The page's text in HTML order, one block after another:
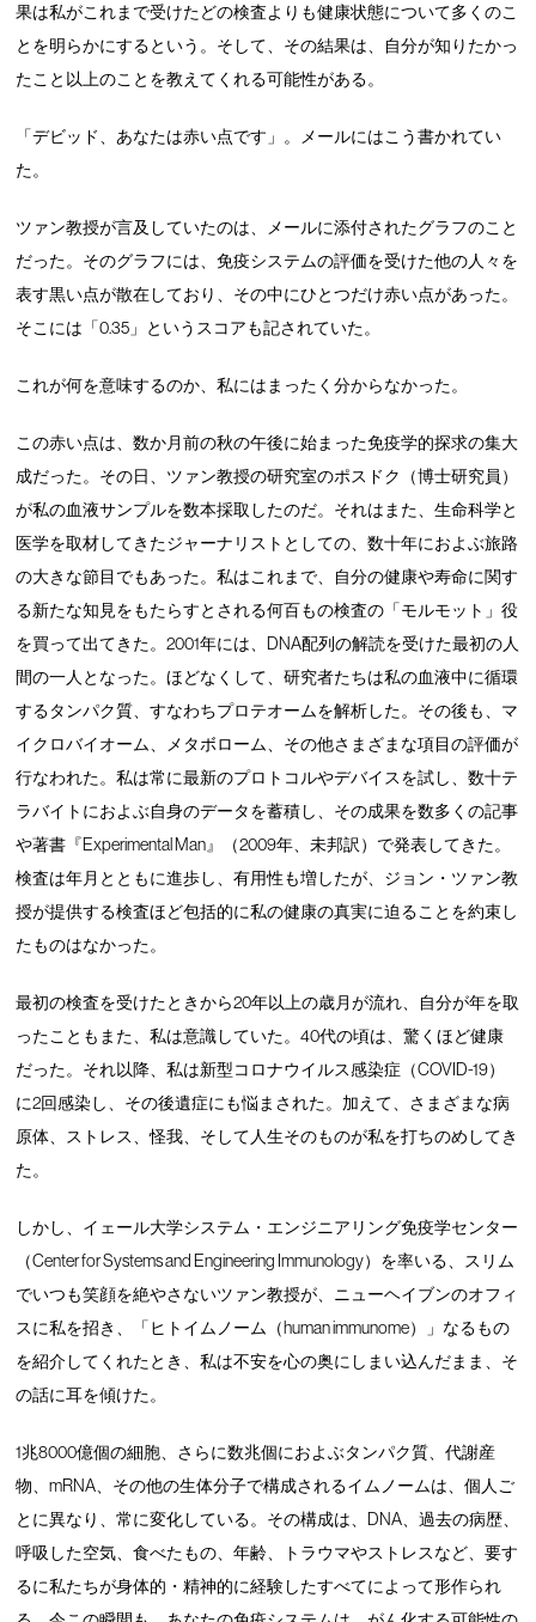
果は私がこれまで受けたどの検査よりも健康状態について多くのこ
とを明らかにするという。そして、その結果は、自分が知りたかっ
たこと以上のことを教えてくれる可能性がある。
「デビッド、あなたは赤い点です」。メールにはこう書かれてい
た。
ツァン教授が言及していたのは、メールに添付されたグラフのこと
だった。そのグラフには、免疫システムの評価を受けた他の人々を
表す黒い点が散在しており、その中にひとつだけ赤い点があった。
そこには「0.35」というスコアも記されていた。
これが何を意味するのか、私にはまったく分からなかった。
この赤い点は、数か月前の秋の午後に始まった免疫学的探求の集大
成だった。その日、ツァン教授の研究室のポスドク（博士研究員）
が私の血液サンプルを数本採取したのだ。それはまた、生命科学と
医学を取材してきたジャーナリストとしての、数十年におよぶ旅路
の大きな節目でもあった。私はこれまで、自分の健康や寿命に関す
る新たな知見をもたらすとされる何百もの検査の「モルモット」役
を買って出てきた。2001年には、DNA配列の解読を受けた最初の人
間の一人となった。ほどなくして、研究者たちは私の血液中に循環
するタンパク質、すなわちプロテオームを解析した。その後も、マ
イクロバイオーム、メタボローム、その他さまざまな項目の評価が
行なわれた。私は常に最新のプロトコルやデバイスを試し、数十テ
ラバイトにおよぶ自身のデータを蓄積し、その成果を数多くの記事
や著書『Experimental Man』（2009年、未邦訳）で発表してきた。
検査は年月とともに進歩し、有用性も増したが、ジョン・ツァン教
授が提供する検査ほど包括的に私の健康の真実に迫ることを約束し
たものはなかった。
最初の検査を受けたときから20年以上の歳月が流れ、自分が年を取
ったこともまた、私は意識していた。40代の頃は、驚くほど健康
だった。それ以降、私は新型コロナウイルス感染症（COVID-19）
に2回感染し、その後遺症にも悩まされた。加えて、さまざまな病
原体、ストレス、怪我、そして人生そのものが私を打ちのめしてき
た。
しかし、イェール大学システム・エンジニアリング免疫学センター
（Center for Systems and Engineering Immunology）を率いる、スリム
でいつも笑顔を絶やさないツァン教授が、ニューヘイブンのオフィ
スに私を招き、「ヒトイムノーム（human immunome）」なるもの
を紹介してくれたとき、私は不安を心の奥にしまい込んだまま、そ
の話に耳を傾けた。
1兆8000億個の細胞、さらに数兆個におよぶタンパク質、代謝産
物、mRNA、その他の生体分子で構成されるイムノームは、個人ご
とに異なり、常に変化している。その構成は、DNA、過去の病歴、
呼吸した空気、食べたもの、年齢、トラウマやストレスなど、要す
るに私たちが身体的・精神的に経験したすべてによって形作られ